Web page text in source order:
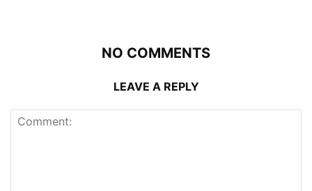
NO COMMENTS
LEAVE A REPLY